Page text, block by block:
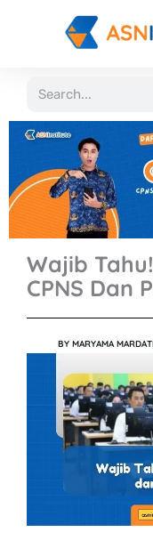
Search
Wajib
CPNS Dan
BYMARYAMA